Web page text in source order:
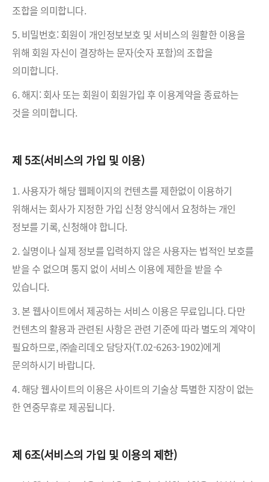
조합을 의미합니다.
5. 비밀번호: 회원이 개인정보보호 및 서비스의 원활한 이용을
위해 회원 자신이 결장하는 문자(숫자 포함)의 조합을
의미합니다.
6. 해지: 회사 또는 회원이 회원가입 후 이용계약을 종료하는
것을 의미합니다.
제 5조(서비스의 가입 및 이용)
1. 사용자가 해당 웹페이지의 컨텐츠를 제한없이 이용하기
위해서는 회사가 지정한 가입 신청 양식에서 요청하는 개인
정보를 기록, 신청해야 합니다.
2. 실명이나 실제 정보를 입력하지 않은 사용자는 법적인 보호를
받을 수 없으며 통지 없이 서비스 이용에 제한을 받을 수
있습니다.
3. 본 웹사이트에서 제공하는 서비스 이용은 무료입니다. 다만
컨텐츠의 활용과 관련된 사항은 관련 기준에 따라 별도의 계약이
필요하므로, ㈜솔리데오 담당자(T.02-6263-1902)에게
문의하시기 바랍니다.
4. 해당 웹사이트의 이용은 사이트의 기술상 특별한 지장이 없는
한 연중무휴로 제공됩니다.
제 6조(서비스의 가입 및 이용의 제한)